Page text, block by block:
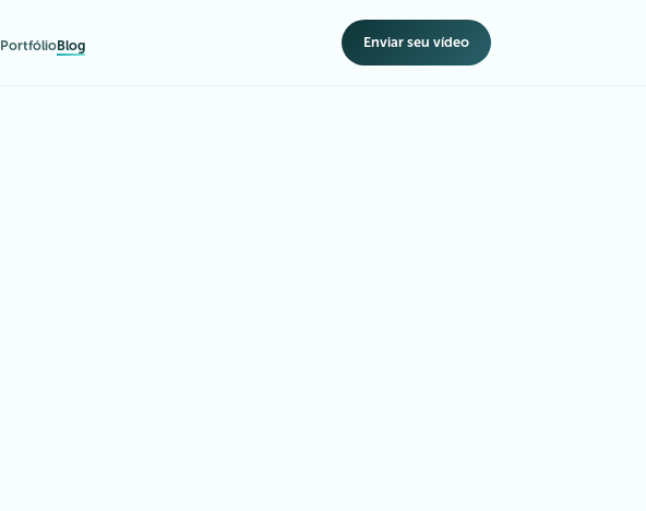
PortfólioBlog Enviar seu vídeo